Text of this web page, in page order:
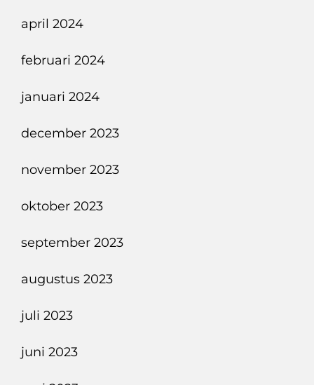
april 2024
februari 2024
januari 2024
december 2023
november 2023
oktober 2023
september 2023
augustus 2023
juli 2023
juni 2023